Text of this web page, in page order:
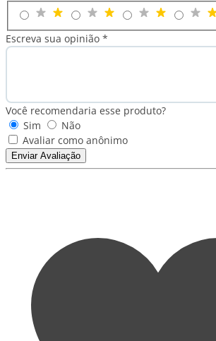
Escreva sua opinião *
Você recomendaria esse produto?
Sim
Não
Avaliar como anônimo
Enviar Avaliação